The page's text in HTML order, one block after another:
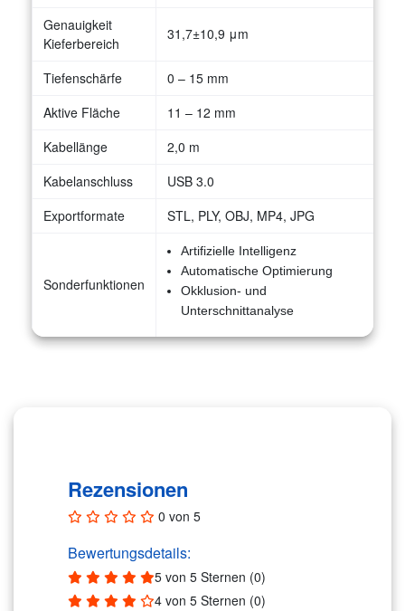
Genauigkeit
Kieferbereich
31,7±10,9 μm
Tiefenschärfe
0 – 15 mm
Aktive Fläche
11 – 12 mm
Kabellänge
2,0 m
Kabelanschluss
USB 3.0
Exportformate
STL, PLY, OBJ, MP4, JPG
Sonderfunktionen
Artifizielle Intelligenz
Automatische Optimierung
Okklusion- und
Unterschnittanalyse
Rezensionen
0 von 5
Bewertungsdetails:
5 von 5 Sternen (0)
4 von 5 Sternen (0)